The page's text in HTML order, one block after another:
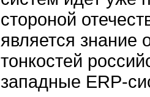
стороной
является знание
тонкостей
западные ERP-